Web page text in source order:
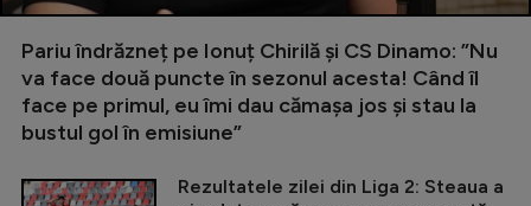
Pariu îndrăzneț pe Ionuț Chirilă și CS Dinamo: ”Nu
va face două puncte în sezonul acesta! Când îl
face pe primul, eu îmi dau cămașa jos și stau la
bustul gol în emisiune”
Rezultatele zilei din Liga 2: Steaua a